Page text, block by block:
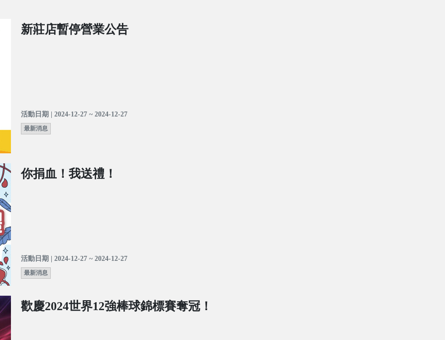
新莊店暫停營業公告
活動日期 | 2024-12-27 ~ 2024-12-27
最新消息
你捐血！我送禮！
活動日期 | 2024-12-27 ~ 2024-12-27
最新消息
歡慶2024世界12強棒球錦標賽奪冠！